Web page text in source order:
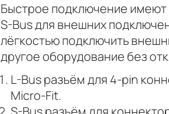
Быстрое подключение имеют
S-Bus для внешних
лёгкостью подключить
другое оборудование без
L-Bus разъём для 4-pin
Micro-Fit.